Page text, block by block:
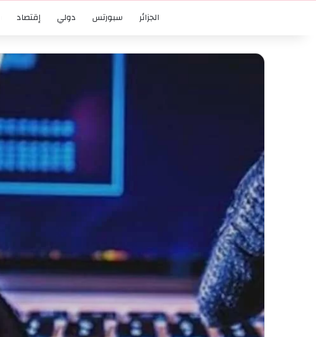
الجزائر سبورتس دولي إقتصاد